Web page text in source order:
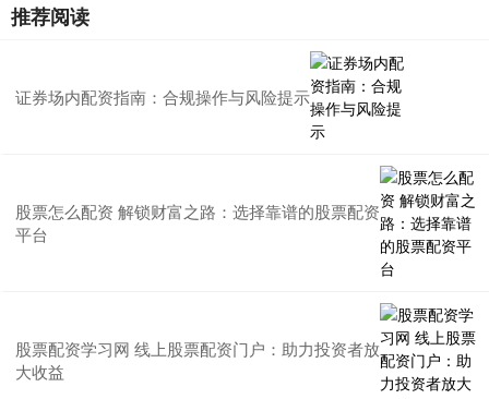
推荐阅读
证券场内配资指南：合规操作与风险提示
股票怎么配资 解锁财富之路：选择靠谱的股票配资
平台
股票配资学习网 线上股票配资门户：助力投资者放
大收益